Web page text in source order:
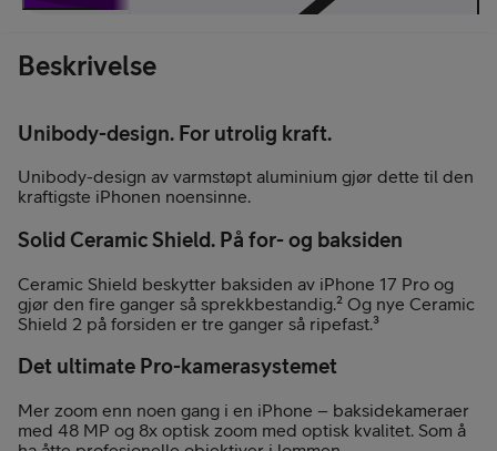
Beskrivelse
Unibody-design. For utrolig kraft.
Unibody-design av varmstøpt aluminium gjør dette til den
kraftigste iPhonen noensinne.
Solid Ceramic Shield. På for- og baksiden
Ceramic Shield beskytter baksiden av iPhone 17 Pro og
gjør den fire ganger så sprekkbestandig.² Og nye Ceramic
Shield 2 på forsiden er tre ganger så ripefast.³
Det ultimate Pro-kamerasystemet
Mer zoom enn noen gang i en iPhone – baksidekameraer
med 48 MP og 8x optisk zoom med optisk kvalitet. Som å